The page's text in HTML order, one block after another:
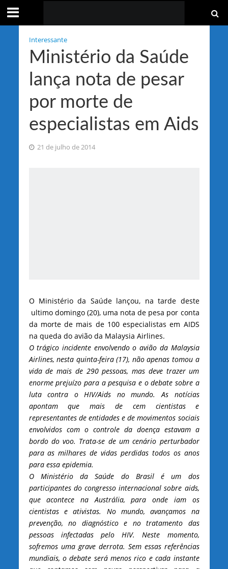
Interessante
Ministério da Saúde
lança nota de pesar
por morte de
especialistas em Aids
21 de julho de 2014
O Ministério da Saúde lançou, na tarde deste
ultimo domingo (20), uma nota de pesa por conta
da morte de mais de 100 especialistas em AIDS
na queda do avião da Malaysia Airlines.
O trágico incidente envolvendo o avião da Malaysia
Airlines, nesta quinta-feira (17), não apenas tomou a
vida de mais de 290 pessoas, mas deve trazer um
enorme prejuízo para a pesquisa e o debate sobre a
luta contra o HIV/Aids no mundo. As notícias
apontam que mais de cem cientistas e
representantes de entidades e de movimentos sociais
envolvidos com o controle da doença estavam a
bordo do voo. Trata-se de um cenário perturbador
para as milhares de vidas perdidas todos os anos
para essa epidemia.
O Ministério da Saúde do Brasil é um dos
participantes do congresso internacional sobre aids,
que acontece na Austrália, para onde iam os
cientistas e ativistas. No mundo, avançamos na
prevenção, no diagnóstico e no tratamento das
pessoas infectadas pelo HIV. Neste momento,
sofremos uma grave derrota. Sem essas referências
mundiais, o debate será menos rico e cada instante